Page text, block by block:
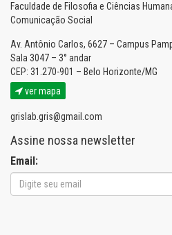
Faculdade de Filosofia e Ciências
Comunicação Social
Av. Antônio Carlos, 6627 – Campus
Sala 3047 – 3° andar
CEP: 31.270-901 – Belo Horizonte/MG
ver mapa
grislab.gris@gmail.com
Assine nossa newsletter
Email: